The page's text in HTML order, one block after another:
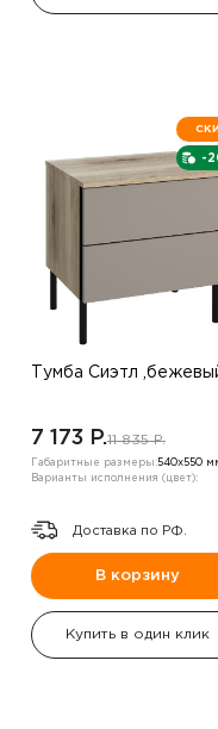
-
Тумба Сиэтл
7 173 P.11 835 P.
Габаритные размеры:540х550
Варианты исполнения (цвет):
Доставка по РФ.
В корзину
Купить в один клик